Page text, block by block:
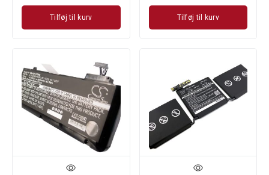
Tilføj til kurv Tilføj til kurv